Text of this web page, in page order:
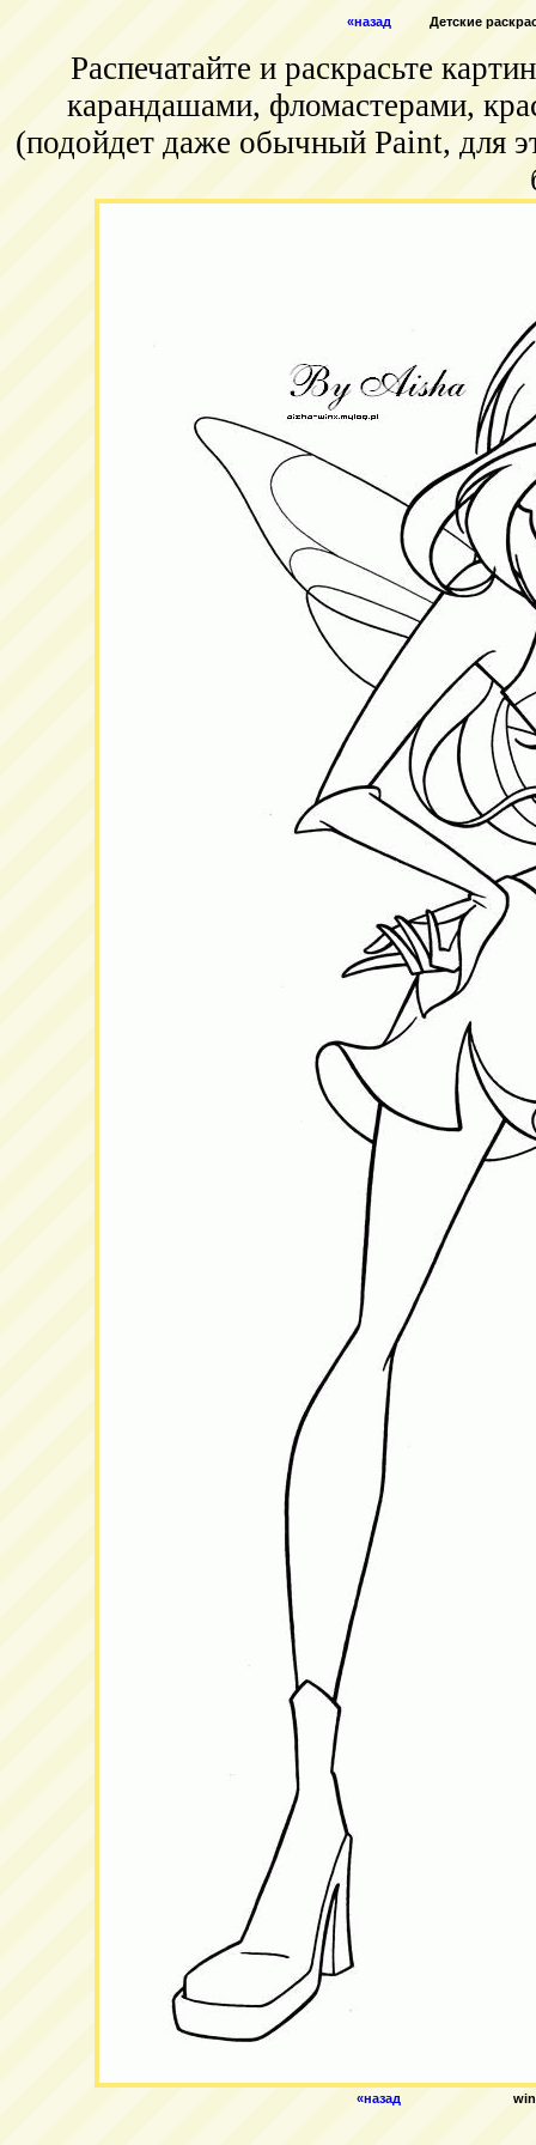
«назад Детские
Распечатайте и раскрасьте
карандашами, фломастерами,
(подойдет даже обычный Paint, для
«назад